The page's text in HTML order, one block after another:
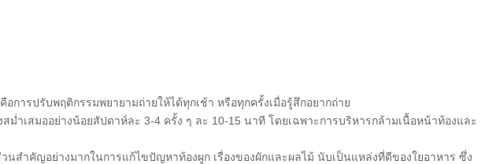
การปรับพฤติกรรมพยายามถ่ายให้ได้ทุกเช้า หรือทุกครั้งเมื่อรู้สึกอยากถ่าย
สม่ำเสมออย่างน้อยสัปดาห์ละ 3-4 ครั้ง ๆ ละ 10-15 นาที โดยเฉพาะการบริหารกล้ามเนื้อหน้าท้องและ
นสำคัญอย่างมากในการแก้ไขปัญหาท้องผูก เรื่องของผักและผลไม้ นับเป็นแหล่งที่ดีของใยอาหาร ซึ่ง